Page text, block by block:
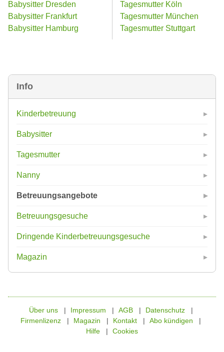
Info
Kinderbetreuung
Babysitter
Tagesmutter
Nanny
Betreuungsangebote
Betreuungsgesuche
Dringende Kinderbetreuungsgesuche
Magazin
Babysitter Dresden
Babysitter Frankfurt
Babysitter Hamburg
Tagesmutter Köln
Tagesmutter München
Tagesmutter Stuttgart
Über uns Impressum AGB
Datenschutz
Firmenlizenz
Magazin Kontakt
Abo kündigen
Hilfe
Cookies